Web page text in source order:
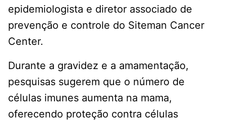
epidemiologista e diretor associado de
prevenção e controle do Siteman Cancer
Center.
Durante a gravidez e a amamentação,
pesquisas sugerem que o número de
células imunes aumenta na mama,
oferecendo proteção contra células